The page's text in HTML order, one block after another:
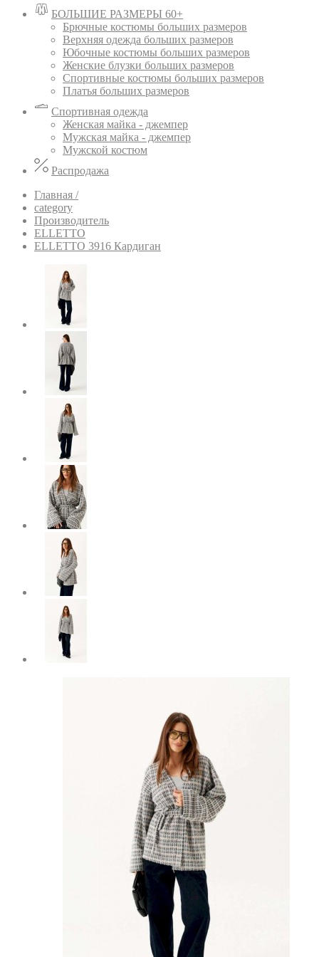
БОЛЬШИЕ РАЗМЕРЫ 60+
Брючные костюмы больших размеров
Верхняя одежда больших размеров
Юбочные костюмы больших размеров
Женские блузки больших размеров
Спортивные костюмы больших размеров
Платья больших размеров
Спортивная одежда
Женская майка - джемпер
Мужская майка - джемпер
Мужской костюм
Распродажа
Главная /
category
Производитель
ELLETTO
ELLETTO 3916 Кардиган